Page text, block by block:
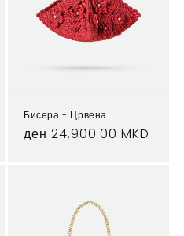
Бисера - Црвена
Regular
ден 24,900.00 MKD